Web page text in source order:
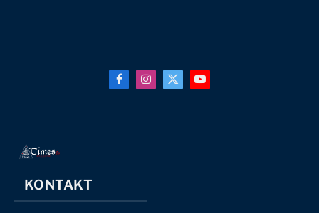
FacebookInstagram
X
YouTube
KONTAKT